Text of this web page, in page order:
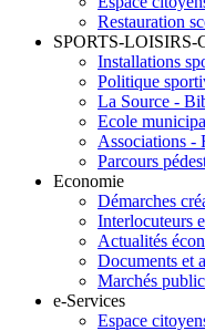
Restauration
SPORTS-LOISIRS-
Installations
Politique
La Source -
Ecole
Associations -
Parcours
Economie
Démarches
Interlocuteurs
Actualités
Documents et
Marchés
e-Services
Espace